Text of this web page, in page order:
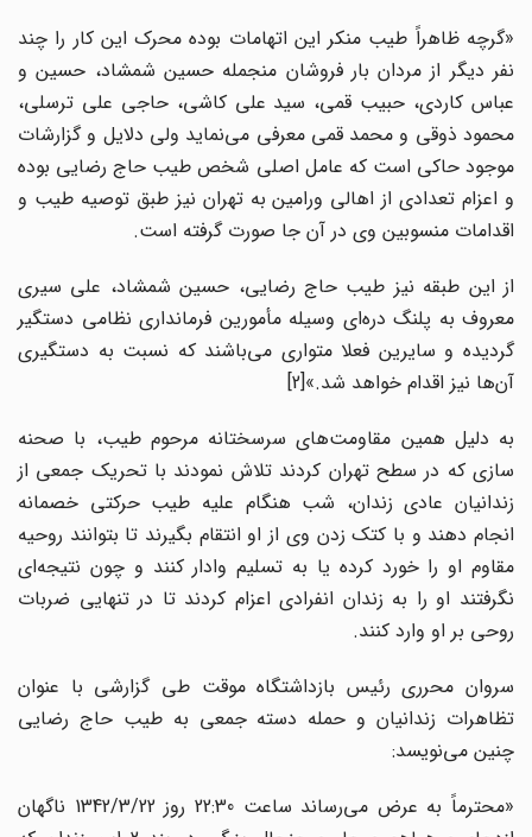
«گرچه ظاهراً طیب منکر این اتهامات بوده محرک این کار را چند
نفر دیگر از مردان بار فروشان منجمله حسین شمشاد، حسین و
عباس کاردى، حبیب قمى، سید على کاشى، حاجى على ترسلى،
محمود ذوقى و محمد قمى معرفى مى‌نماید ولى دلایل و گزارشات
موجود حاکى است که عامل اصلى شخص طیب حاج رضایى بوده
و اعزام تعدادى از اهالى ورامین به تهران نیز طبق توصیه طیب و
اقدامات منسوبین وى در آن جا صورت گرفته است.
از این طبقه نیز طیب حاج رضایى، حسین شمشاد، على سیرى
معروف به پلنگ دره‌اى وسیله مأمورین فرماندارى نظامى دستگیر
گردیده و سایرین فعلا متوارى مى‌باشند که نسبت به دستگیرى
آن‌ها نیز اقدام خواهد شد.»[2]
به دلیل همین مقاومت‌هاى سرسختانه مرحوم طیب، با صحنه
سازى که در سطح تهران کردند تلاش نمودند با تحریک جمعى از
زندانیان عادى زندان، شب هنگام علیه طیب حرکتى خصمانه
انجام دهند و با کتک زدن وى از او انتقام بگیرند تا بتوانند روحیه
مقاوم او را خورد کرده یا به تسلیم وادار کنند و چون نتیجه‌اى
نگرفتند او را به زندان انفرادى اعزام کردند تا در تنهایى ضربات
روحى بر او وارد کنند.
سروان محررى رئیس بازداشتگاه موقت طى گزارشى با عنوان
تظاهرات زندانیان و حمله دسته جمعى به طیب حاج رضایى
چنین مى‌نویسد:
«محترماً به عرض مى‌رساند ساعت 22:30 روز 1342/3/22 ناگهان